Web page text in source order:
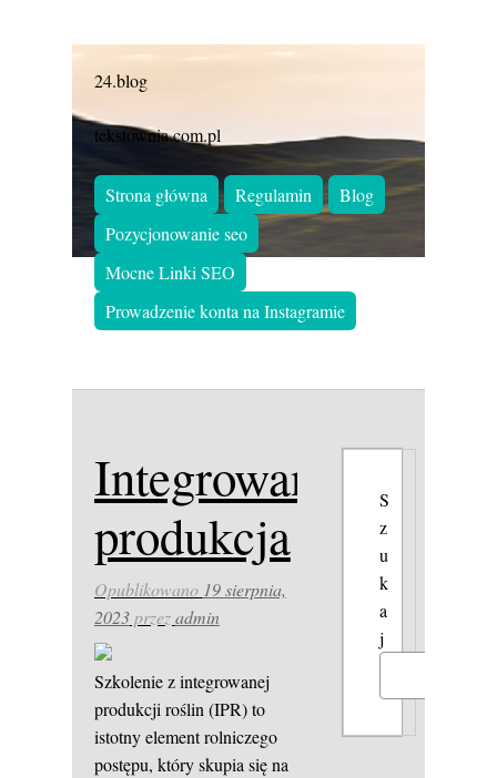
24.blog
tekstownia.com.pl
Strona główna Regulamin
Blog
Pozycjonowanie seo
Mocne Linki SEO
Prowadzenie konta na Instagramie
Integrowana
produkcja
Opublikowano 19 sierpnia,
2023przezadmin
Szkolenie z integrowanej
produkcji roślin (IPR) to
istotny element rolniczego
postępu, który skupia się na
S
z
u
k
a
j